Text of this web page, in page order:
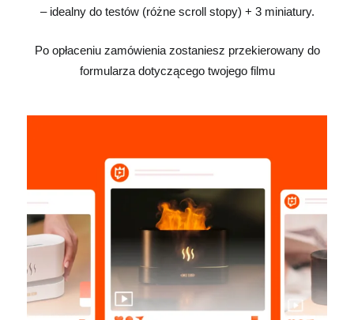
– idealny do testów (różne scroll stopy) + 3 miniatury.
Po opłaceniu zamówienia zostaniesz przekierowany do
formularza dotyczącego twojego filmu